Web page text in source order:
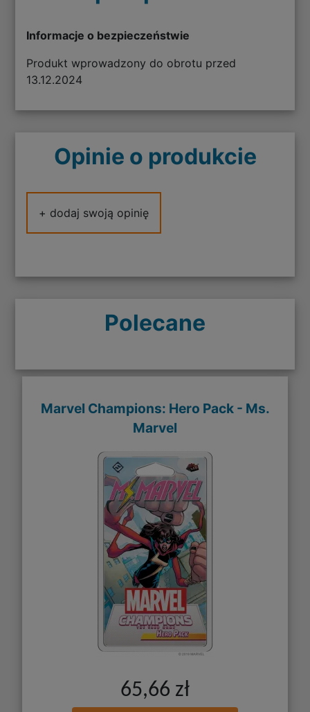
Informacje o bezpieczeństwie
Produkt wprowadzony do obrotu przed
13.12.2024
Opinie o produkcie
+ dodaj swoją opinię
Polecane
Marvel Champions: Hero Pack - Ms.
Marvel
65,66 zł